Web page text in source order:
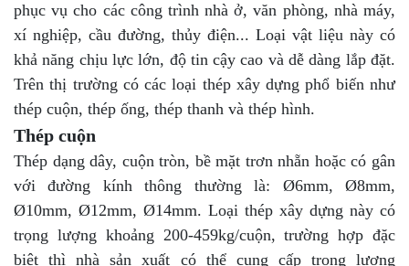
phục vụ cho các công trình nhà ở, văn phòng, nhà máy,
xí nghiệp, cầu đường, thủy điện... Loại vật liệu này có
khả năng chịu lực lớn, độ tin cậy cao và dễ dàng lắp đặt.
Trên thị trường có các loại thép xây dựng phổ biến như
thép cuộn, thép ống, thép thanh và thép hình.
Thép cuộn
Thép dạng dây, cuộn tròn, bề mặt trơn nhẵn hoặc có gân
với đường kính thông thường là: Ø6mm, Ø8mm,
Ø10mm, Ø12mm, Ø14mm. Loại thép xây dựng này có
trọng lượng khoảng 200-459kg/cuộn, trường hợp đặc
biệt thì nhà sản xuất có thể cung cấp trọng lượng